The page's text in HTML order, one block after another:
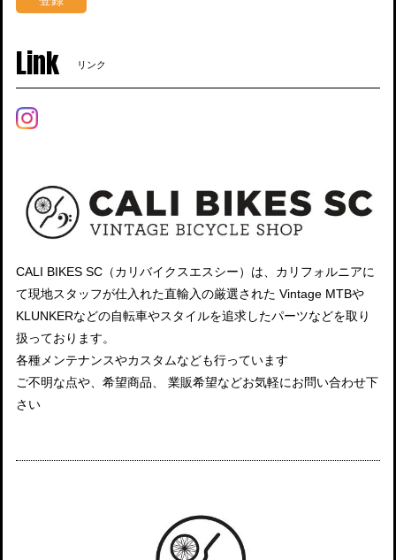
Link リンク
CALI BIKES SC（カリバイクスエスシー）は、カリフォルニアに
て現地スタッフが仕入れた直輸入の厳選された Vintage MTBや
KLUNKERなどの自転車やスタイルを追求したパーツなどを取り
扱っております。
各種メンテナンスやカスタムなども行っています
ご不明な点や、希望商品、 業販希望などお気軽にお問い合わせ下
さい